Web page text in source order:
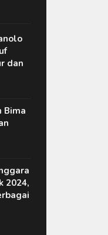
dan
Bima
2024,